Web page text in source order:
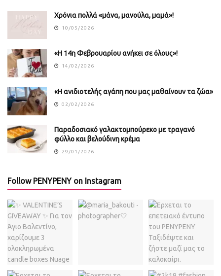
Χρόνια πολλά «μάνα, μανούλα, μαμά»!
10/05/2026
«Η 14η Φεβρουαρίου ανήκει σε όλους»!
14/02/2026
«Η ανιδιοτελής αγάπη που μας μαθαίνουν τα ζώα»
02/02/2026
Παραδοσιακό γαλακτομπούρεκο με τραγανό
φύλλο και βελούδινη κρέμα
29/01/2026
Follow PENYPENY on Instagram